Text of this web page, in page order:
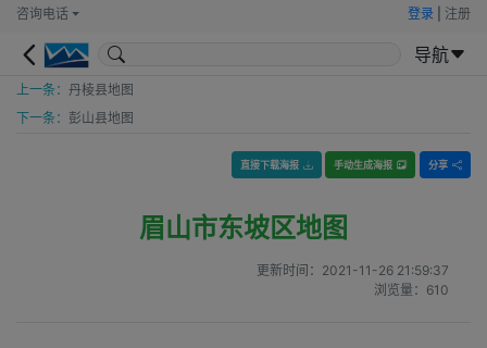
咨询电话 登录 注册
导航
上一条： 丹棱县地图
下一条： 彭山县地图
直接下载海报 手动生成海报 分享
眉山市东坡区地图
更新时间： 2021-11-26 21:59:37
浏览量： 610